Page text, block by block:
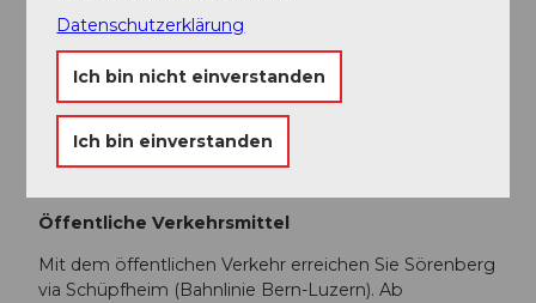
Im Sommer gelangen Sie via Sarnen - Giswil über den
Parken
Ein kostenpflichtiger Parkplatz steht bei der Talstation
der Luftseilbahn zur Verfügung.
Öffentliche Verkehrsmittel
Mit dem öffentlichen Verkehr erreichen Sie Sörenberg
via Schüpfheim (Bahnlinie Bern-Luzern). Ab
Datenschutzerklärung
Ich bin nicht einverstanden
Ich bin einverstanden